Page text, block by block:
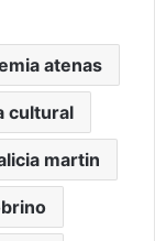
atenas
cultural
martin